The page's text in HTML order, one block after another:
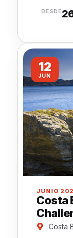
DESDE
12
JUN
JUNIO
Costa
Costa